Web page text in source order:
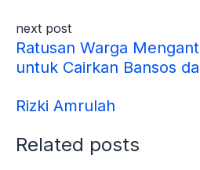
next post
Ratusan Warga
untuk Cairkan Bansos
Rizki Amrulah
Related posts